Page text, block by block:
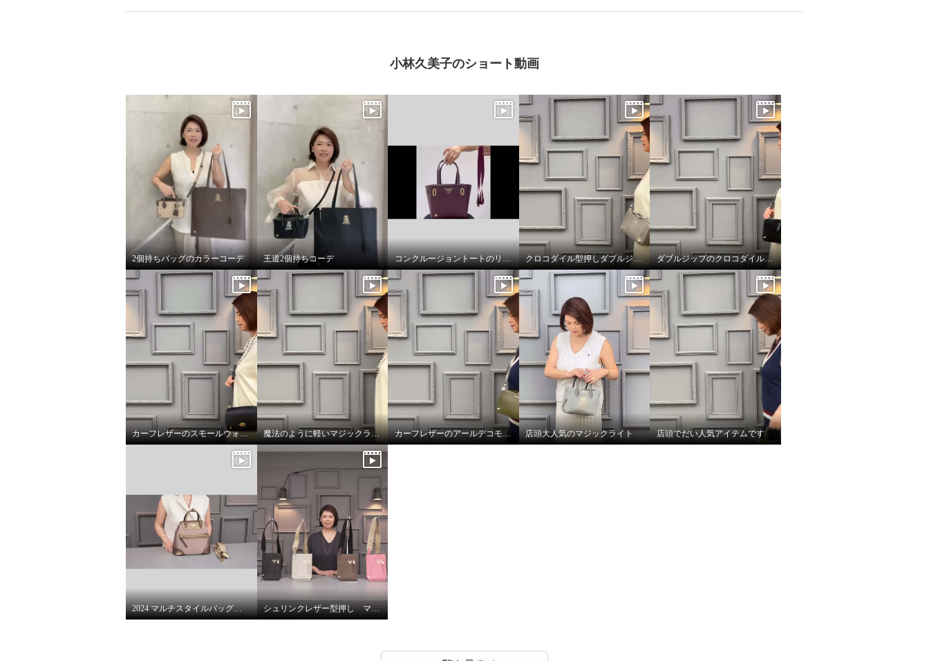
× 商品紹介
小林久美子のショート動画
2個持ちバッグのカラーコーデ 王道2個持ちコーデ コンクルージョントートのリボンの付け方 クロコダイル型押しダブルジップのオーラ ダブルジップのクロコダイル型押しのオーラ
カーフレザーのスモールウォレット 魔法のように軽いマジックライトのトート 店頭大人気のマジックライト 店頭でだい人気アイテムです
2024 マルチスタイルバッグ 解説 シュリンクレザー型押し マルチポーチ